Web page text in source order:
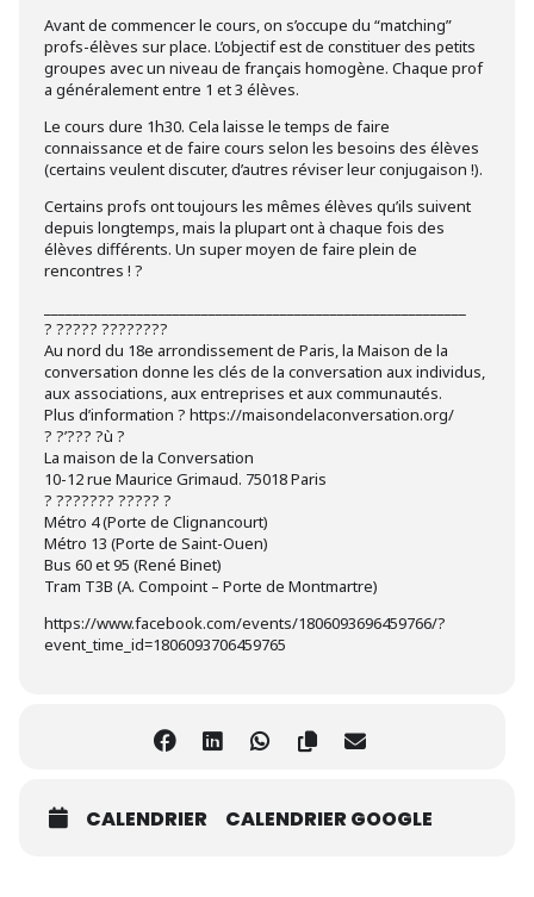
Avant de commencer le cours, on s’occupe du “matching”
profs-élèves sur place. L’objectif est de constituer des petits
groupes avec un niveau de français homogène. Chaque prof
a généralement entre 1 et 3 élèves.
Le cours dure 1h30. Cela laisse le temps de faire
connaissance et de faire cours selon les besoins des élèves
(certains veulent discuter, d’autres réviser leur conjugaison !).
Certains profs ont toujours les mêmes élèves qu’ils suivent
depuis longtemps, mais la plupart ont à chaque fois des
élèves différents. Un super moyen de faire plein de
rencontres ! ?
? ????? ????????
Au nord du 18e arrondissement de Paris, la Maison de la
conversation donne les clés de la conversation aux individus,
aux associations, aux entreprises et aux communautés.
Plus d’information ? https://maisondelaconversation.org/
? ?’??? ?ù ?
La maison de la Conversation
10-12 rue Maurice Grimaud. 75018 Paris
? ??????? ????? ?
Métro 4 (Porte de Clignancourt)
Métro 13 (Porte de Saint-Ouen)
Bus 60 et 95 (René Binet)
Tram T3B (A. Compoint – Porte de Montmartre)
https://www.facebook.com/events/1806093696459766/?
event_time_id=1806093706459765
CALENDRIER CALENDRIER GOOGLE